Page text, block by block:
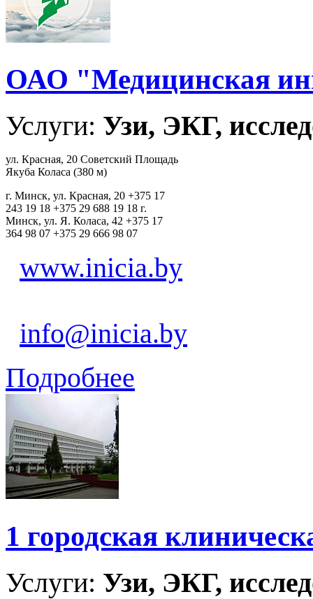
ОАО "Медицинская
Услуги: Узи, ЭКГ,
ул. Красная, 20 Советский Площадь
Якуба Коласа (380 м)
г. Минск, ул. Красная, 20 +375 17
243 19 18 +375 29 688 19 18 г.
Минск, ул. Я. Коласа, 42 +375 17
364 98 07 +375 29 666 98 07
www.inicia.by
info@inicia.by
Подробнее
1 городская
Услуги: Узи, ЭКГ,